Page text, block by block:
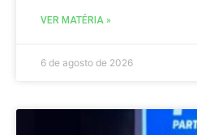
VER MATÉRIA »
6 de agosto de 2026